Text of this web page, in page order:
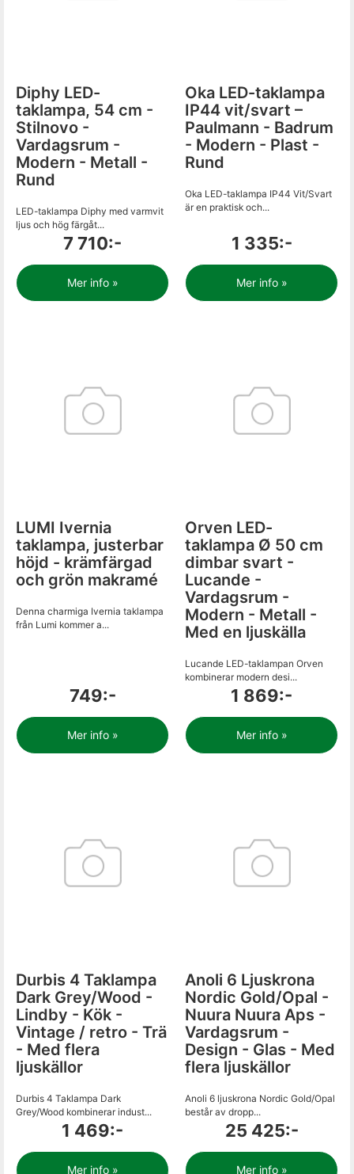
Diphy LED-
taklampa, 54 cm -
Stilnovo -
Vardagsrum -
Modern - Metall -
Rund
LED-taklampa Diphy med varmvit
ljus och hög färgåt...
7 710:-
Mer info »
Oka LED-taklampa
IP44 vit/svart –
Paulmann - Badrum
- Modern - Plast -
Rund
Oka LED-taklampa IP44 Vit/Svart
är en praktisk och...
1 335:-
Mer info »
LUMI Ivernia
taklampa, justerbar
höjd - krämfärgad
och grön makramé
Denna charmiga Ivernia taklampa
från Lumi kommer a...
749:-
Mer info »
Orven LED-
taklampa Ø 50 cm
dimbar svart -
Lucande -
Vardagsrum -
Modern - Metall -
Med en ljuskälla
Lucande LED-taklampan Orven
kombinerar modern desi...
1 869:-
Mer info »
Durbis 4 Taklampa
Dark Grey/Wood -
Lindby - Kök -
Vintage / retro - Trä
- Med flera
ljuskällor
Durbis 4 Taklampa Dark
Grey/Wood kombinerar indust...
1 469:-
Mer info »
Anoli 6 Ljuskrona
Nordic Gold/Opal -
Nuura Nuura Aps -
Vardagsrum -
Design - Glas - Med
flera ljuskällor
Anoli 6 ljuskrona Nordic Gold/Opal
består av dropp...
25 425:-
Mer info »